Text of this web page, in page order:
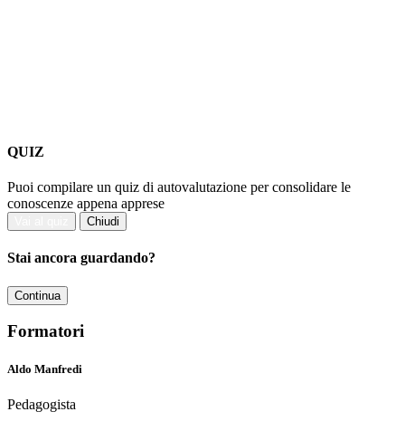
QUIZ
Puoi compilare un quiz di autovalutazione per consolidare le
conoscenze appena apprese
Chiudi
Stai ancora guardando?
Continua
Formatori
Aldo Manfredi
Pedagogista